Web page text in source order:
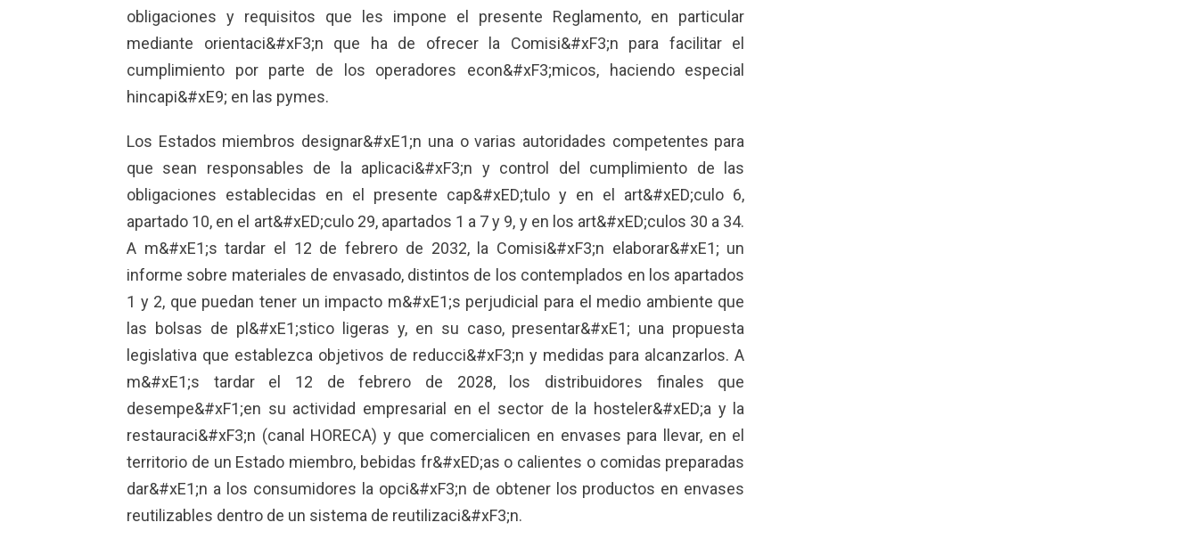
obligaciones y requisitos que les impone el presente Reglamento, en particular
mediante orientaci&#xF3;n que ha de ofrecer la Comisi&#xF3;n para facilitar el
cumplimiento por parte de los operadores econ&#xF3;micos, haciendo especial
hincapi&#xE9; en las pymes.
Los Estados miembros designar&#xE1;n una o varias autoridades competentes para
que sean responsables de la aplicaci&#xF3;n y control del cumplimiento de las
obligaciones establecidas en el presente cap&#xED;tulo y en el art&#xED;culo 6,
apartado 10, en el art&#xED;culo 29, apartados 1 a 7 y 9, y en los art&#xED;culos 30 a 34.
A m&#xE1;s tardar el 12 de febrero de 2032, la Comisi&#xF3;n elaborar&#xE1; un
informe sobre materiales de envasado, distintos de los contemplados en los apartados
1 y 2, que puedan tener un impacto m&#xE1;s perjudicial para el medio ambiente que
las bolsas de pl&#xE1;stico ligeras y, en su caso, presentar&#xE1; una propuesta
legislativa que establezca objetivos de reducci&#xF3;n y medidas para alcanzarlos. A
m&#xE1;s tardar el 12 de febrero de 2028, los distribuidores finales que
desempe&#xF1;en su actividad empresarial en el sector de la hosteler&#xED;a y la
restauraci&#xF3;n (canal HORECA) y que comercialicen en envases para llevar, en el
territorio de un Estado miembro, bebidas fr&#xED;as o calientes o comidas preparadas
dar&#xE1;n a los consumidores la opci&#xF3;n de obtener los productos en envases
reutilizables dentro de un sistema de reutilizaci&#xF3;n.